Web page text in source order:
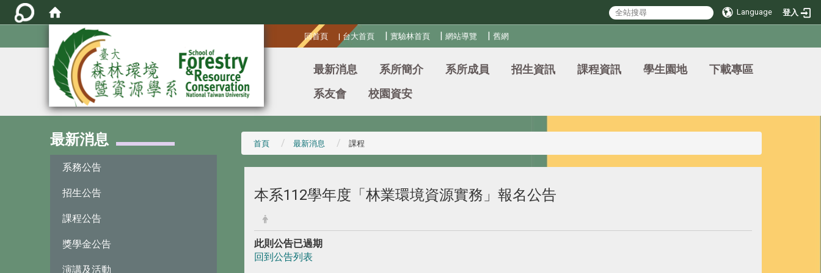
Language 登入
回首頁 | 台大首頁 | 實驗林首頁 |網站導覽 |舊網
最新消息 系所簡介 系所成員 招生資訊 課程資訊 學生園地
下載專區
系友會
校園資安
最新消息
系務公告
招生公告
課程公告
獎學金公告
演講及活動
首頁 最新消息 課程
本系112學年度「林業環境資源實務」報名公告
此則公告已過期
回到公告列表